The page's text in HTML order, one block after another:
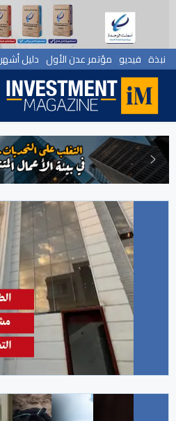
نبذة فيديو مؤتمر عدن الأول دليل أشهر 100 علامة تجارية